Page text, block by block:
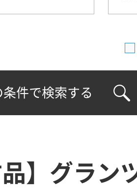
条件で検索する
品】グラ